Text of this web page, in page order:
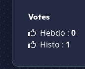
Votes
Hebdo : 0
Histo : 1